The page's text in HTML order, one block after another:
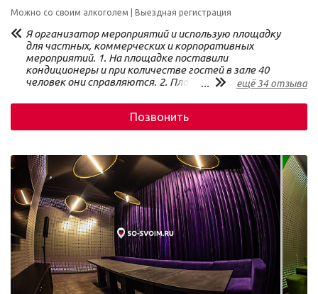
Можно со своим алкоголем Выездная регистрация
Я организатор мероприятий и использую площадку
для частных, коммерческих и корпоративных
мероприятий. 1. На площадке поставили
кондиционеры и при количестве гостей в зале 40
человек они справляются. 2. Площадка имеет 77
берем их в аренду. 3. Неоценимым плюсом для
проведения мероприятий в будни является наличие
бесплатной парковки. 4. Можно приехать со своим
пространство для работы кухни. 5. Чудесный балкон
для проведения выездной церемонии и перекуров. 6.
Минус это общая неопрятность здания, клининг
работает не блестяще и на первом этаже могут
проходить детские квесты, если вы арендуете не
ВСЕ пространство. С уважением, Мария, Бюро
Событий Собака Барабака.
... ещё 34 отзыва
Позвонить